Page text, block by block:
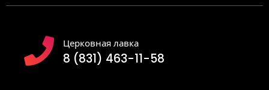
Церковная лавка
8 (831) 463-11-58